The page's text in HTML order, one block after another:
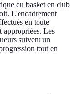
du basket en club
L'encadrement
en toute
appropriées. Les
suivent un
tout en